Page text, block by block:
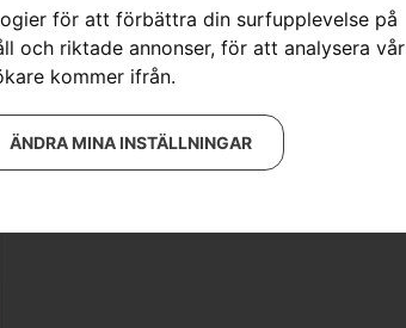
för att förbättra din surfupplevelse på
och riktade annonser, för att analysera vår
kommer ifrån.
ÄNDRA MINA INSTÄLLNINGAR